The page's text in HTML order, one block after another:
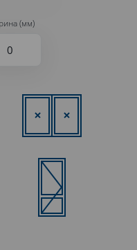
(мм)